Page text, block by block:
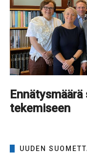
tekemiseen
UUDEN